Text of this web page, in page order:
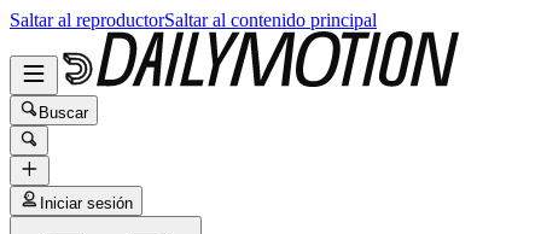
Saltar al reproductorSaltar al contenido principal
Buscar
Iniciar sesión